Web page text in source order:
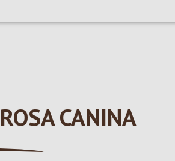
CANINA